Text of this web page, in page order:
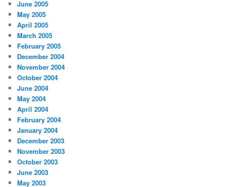
June 2005
May 2005
April 2005
March 2005
February 2005
December 2004
November 2004
October 2004
June 2004
May 2004
April 2004
February 2004
January 2004
December 2003
November 2003
October 2003
June 2003
May 2003